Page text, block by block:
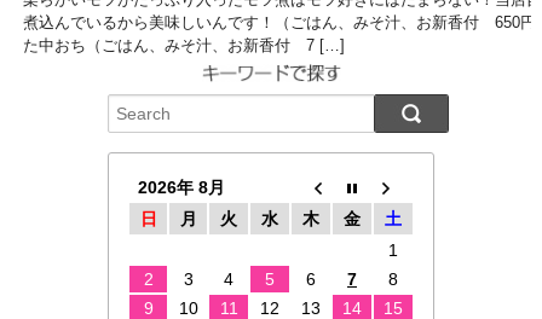
煮込んでいるから美味しいんです！（ごはん、みそ汁、お新香付 650円
た中おち（ごはん、みそ汁、お新香付 7 […]
2026年 8月
日
月 火 水 木 金
土
1
2
3 4 5 6 7
8
9
10 11 12 13 14
15